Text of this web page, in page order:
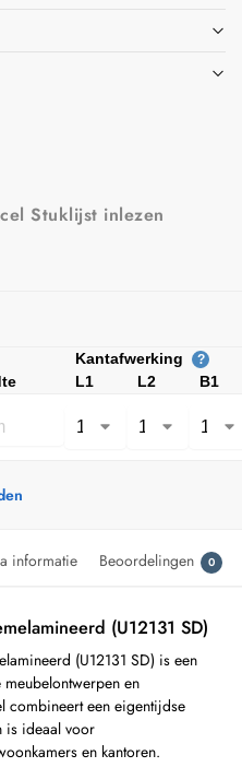
Stuklijst inlezen
Kantafwerking ?
L1 L2 B1
informatie Beoordelingen 0
(U12131 SD)
(U12131 SD) is een
en
combineert een eigentijdse
is ideaal voor
en kantoren.